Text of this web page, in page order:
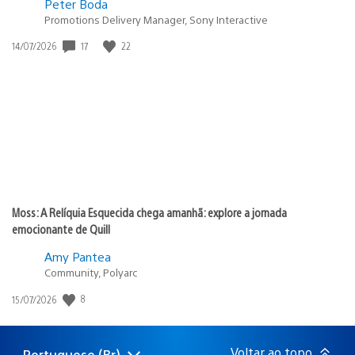
Peter Boda
Promotions Delivery Manager, Sony Interactive
Data
14/07/2026 17 22
Moss: A Relíquia Esquecida chega amanhã: explore a jornada
emocionante de Quill
Amy Pantea
Community, Polyarc
Data
publicação:
15/07/2026 8